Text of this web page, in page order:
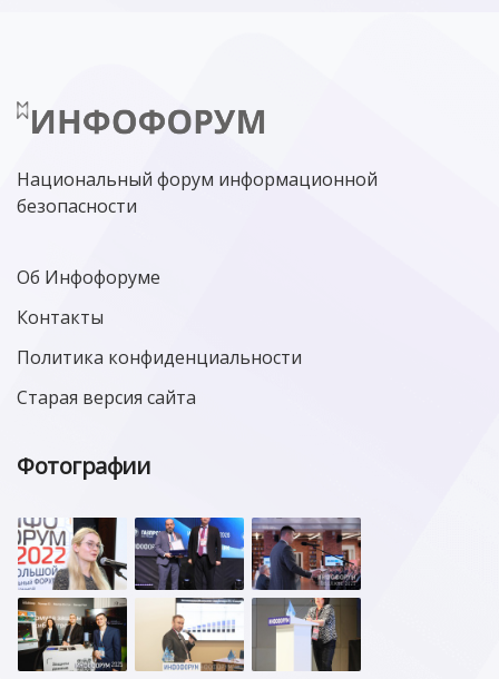
Национальный форум информационной
безопасности
Об Инфофоруме
Контакты
Политика конфиденциальности
Старая версия сайта
Фотографии